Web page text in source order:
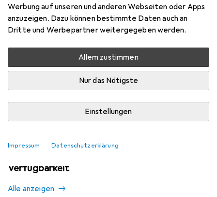
Werbung auf unseren und anderen Webseiten oder Apps
anzuzeigen. Dazu können bestimmte Daten auch an
Dritte und Werbepartner weitergegeben werden.
Allem zustimmen
Nur das Nötigste
Einstellungen
Impressum Datenschutzerklärung
Aktuell nicht lieferbar
Benachrichtigen, wenn lieferbar
Vergleichen Merken
Verfügbarkeit
Alle anzeigen